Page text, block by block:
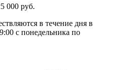
000 руб.
в течение дня в
с понедельника по